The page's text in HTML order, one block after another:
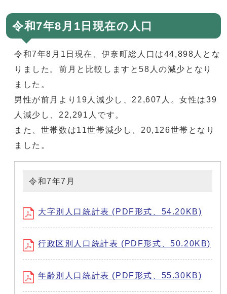
令和7年8月1日現在の人口
令和7年8月1日現在、伊奈町総人口は44,898人とな
りました。前月と比較しますと58人の減少となり
ました。
男性が前月より19人減少し、22,607人。女性は39
人減少し、22,291人です。
また、世帯数は11世帯減少し、20,126世帯となり
ました。
令和7年7月
大字別人口統計表 (PDF形式、54.20KB)
行政区別人口統計表 (PDF形式、50.20KB)
年齢別人口統計表 (PDF形式、55.30KB)